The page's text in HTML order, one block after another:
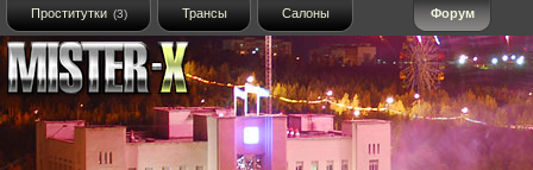
Проститутки (3) Трансы Салоны Форум